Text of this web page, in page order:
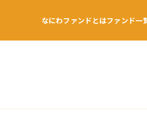
なにわファンドとはファンド一